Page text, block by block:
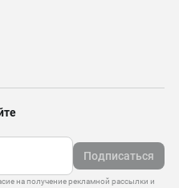
Подписаться
на получение рекламной рассылки и